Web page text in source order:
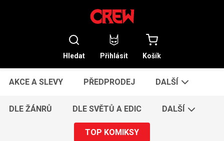
Hledat Přihlásit Košík
AKCE A SLEVY PŘEDPRODEJ DALŠÍ
DLE ŽÁNRŮ DLE SVĚTŮ A EDIC DALŠÍ
TOP KOMIKSY